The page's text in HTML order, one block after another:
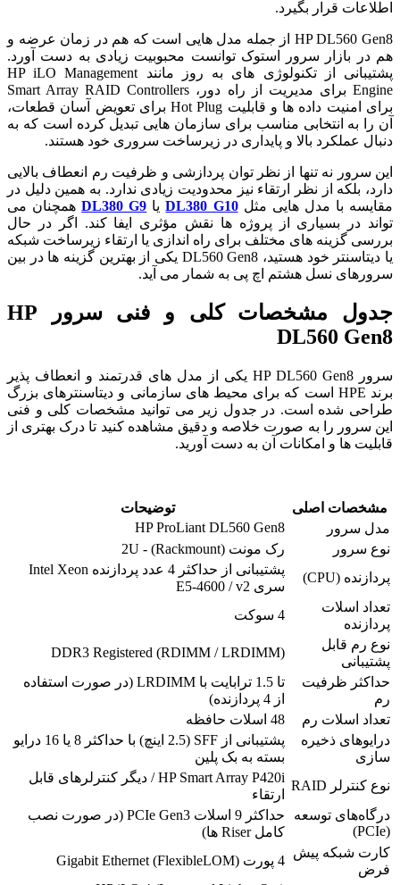
اطلاعات قرار بگیرد.
HP DL560 Gen8 از جمله مدل هایی است که هم در زمان عرضه و
هم در بازار سرور استوک توانست محبوبیت زیادی به دست آورد.
پشتیبانی از تکنولوژی های به روز مانند HP iLO Management
Engine برای مدیریت از راه دور، Smart Array RAID Controllers
برای امنیت داده ها و قابلیت Hot Plug برای تعویض آسان قطعات،
آن را به انتخابی مناسب برای سازمان هایی تبدیل کرده است که به
دنبال عملکرد بالا و پایداری در زیرساخت سروری خود هستند.
این سرور نه تنها از نظر توان پردازشی و ظرفیت رم انعطاف بالایی
دارد، بلکه از نظر ارتقاء نیز محدودیت زیادی ندارد. به همین دلیل در
مقایسه با مدل هایی مثلDL380 G10یا DL380 G9همچنان می
تواند در بسیاری از پروژه ها نقش مؤثری ایفا کند. اگر در حال
بررسی گزینه های مختلف برای راه اندازی یا ارتقاء زیرساخت شبکه
یا دیتاسنتر خود هستید، DL560 Gen8 یکی از بهترین گزینه ها در بین
سرورهای نسل هشتم اچ پی به شمار می آید.
جدول مشخصات کلی و فنی سرور HP
DL560 Gen8
سرور HP DL560 Gen8 یکی از مدل های قدرتمند و انعطاف پذیر
برند HPE است که برای محیط های سازمانی و دیتاسنترهای بزرگ
طراحی شده است. در جدول زیر می توانید مشخصات کلی و فنی
این سرور را به صورت خلاصه و دقیق مشاهده کنید تا درک بهتری از
قابلیت ها و امکانات آن به دست آورید.
مشخصات اصلی
توضیحات
مدل سرور
HP ProLiant DL560 Gen8
نوع سرور
رک مونت (Rackmount) - 2U
پردازنده (CPU)
پشتیبانی از حداکثر 4 عدد پردازنده Intel Xeon
سری E5-4600 / v2
تعداد اسلات
پردازنده
4 سوکت
نوع رم قابل
پشتیبانی
DDR3 Registered (RDIMM / LRDIMM)
حداکثر ظرفیت
رم
تا 1.5 ترابایت با LRDIMM (در صورت استفاده
از 4 پردازنده)
تعداد اسلات رم
48 اسلات حافظه
درایوهای ذخیره
سازی
پشتیبانی از SFF (2.5 اینچ) با حداکثر 8 یا 16 درایو
بسته به بک پلین
نوع کنترلر RAID
HP Smart Array P420i / دیگر کنترلرهای قابل
ارتقاء
درگاه‌های توسعه
(PCIe)
حداکثر 9 اسلات PCIe Gen3 (در صورت نصب
کامل Riser ها)
کارت شبکه پیش
فرض
4 پورت Gigabit Ethernet (FlexibleLOM)